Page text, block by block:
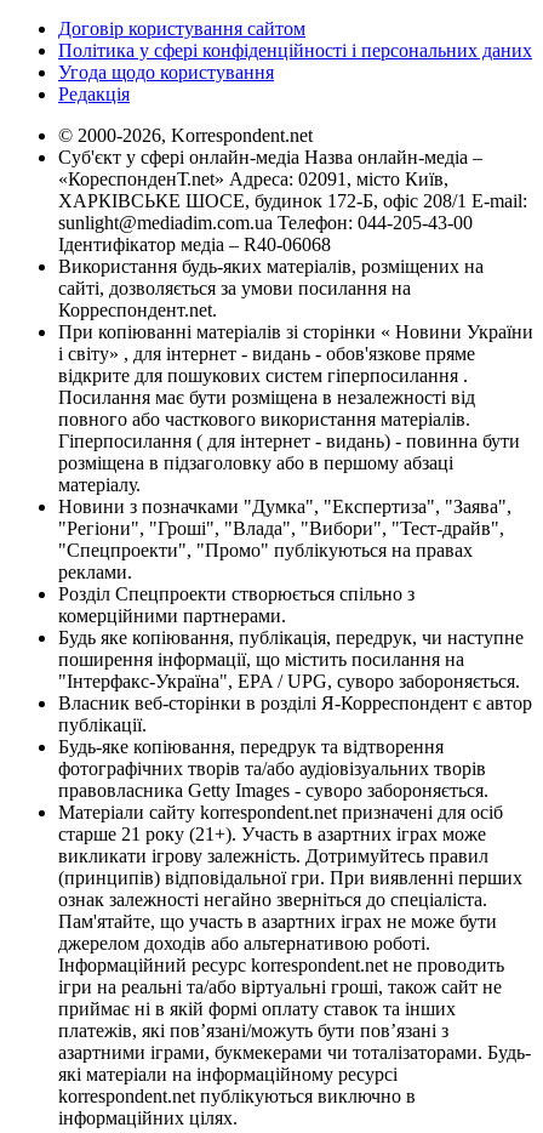
Договір користування сайтом
Політика у сфері конфіденційності і персональних даних
Угода щодо користування
Редакція
© 2000-2026, Korrespondent.net
Суб'єкт у сфері онлайн-медіа Назва онлайн-медіа –
«КореспонденТ.net» Адреса: 02091, місто Київ,
ХАРКІВСЬКЕ ШОСЕ, будинок 172-Б, офіс 208/1 E-mail:
sunlight@mediadim.com.ua Телефон: 044-205-43-00
Ідентифікатор медіа – R40-06068
Використання будь-яких матеріалів, розміщених на
сайті, дозволяється за умови посилання на
Корреспондент.net.
При копіюванні матеріалів зі сторінки « Новини України
і світу» , для інтернет - видань - обов'язкове пряме
відкрите для пошукових систем гіперпосилання .
Посилання має бути розміщена в незалежності від
повного або часткового використання матеріалів.
Гіперпосилання ( для інтернет - видань) - повинна бути
розміщена в підзаголовку або в першому абзаці
матеріалу.
Новини з позначками "Думка", "Експертиза", "Заява",
"Регіони", "Гроші", "Влада", "Вибори", "Тест-драйв",
"Спецпроекти", "Промо" публікуються на правах
реклами.
Розділ Спецпроекти створюється спільно з
комерційними партнерами.
Будь яке копіювання, публікація, передрук, чи наступне
поширення інформації, що містить посилання на
"Інтерфакс-Україна", EPA / UPG, суворо забороняється.
Власник веб-сторінки в розділі Я-Корреспондент є автор
публікації.
Будь-яке копіювання, передрук та відтворення
фотографічних творів та/або аудіовізуальних творів
правовласника Getty Images - суворо забороняється.
Матеріали сайту korrespondent.net призначені для осіб
старше 21 року (21+). Участь в азартних іграх може
викликати ігрову залежність. Дотримуйтесь правил
(принципів) відповідальної гри. При виявленні перших
ознак залежності негайно зверніться до спеціаліста.
Пам'ятайте, що участь в азартних іграх не може бути
джерелом доходів або альтернативою роботі.
Інформаційний ресурс korrespondent.net не проводить
ігри на реальні та/або віртуальні гроші, також сайт не
приймає ні в якій формі оплату ставок та інших
платежів, які пов’язані/можуть бути пов’язані з
азартними іграми, букмекерами чи тоталізаторами. Будь-
які матеріали на інформаційному ресурсі
korrespondent.net публікуються виключно в
інформаційних цілях.